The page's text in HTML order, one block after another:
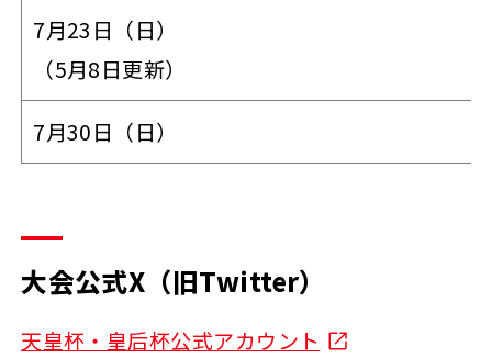
7月23日（日）
（5月8日更新）
7月30日（日）
大会公式X（旧Twitter）
天皇杯・皇后杯公式アカウント